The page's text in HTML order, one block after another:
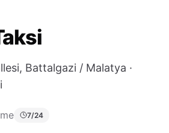
Battalgazi / Malatya ·
7/24